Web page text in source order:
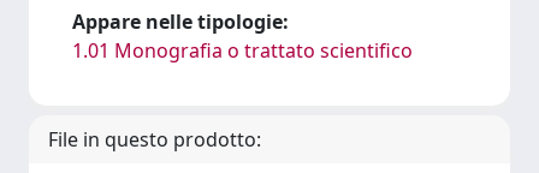
Appare nelle tipologie:
1.01 Monografia o trattato scientifico
File in questo prodotto: